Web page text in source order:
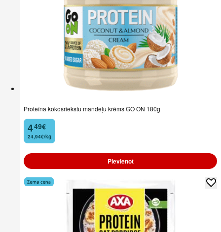
Proteīna kokosriekstu mandeļu krēms GO ON 180g
4
. 49€
24,94€/kg
Pievienot